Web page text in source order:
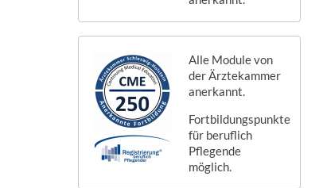
Alle Module von
der Ärztekammer
anerkannt.
Fortbildungspunkte
für beruflich
Pflegende
möglich.